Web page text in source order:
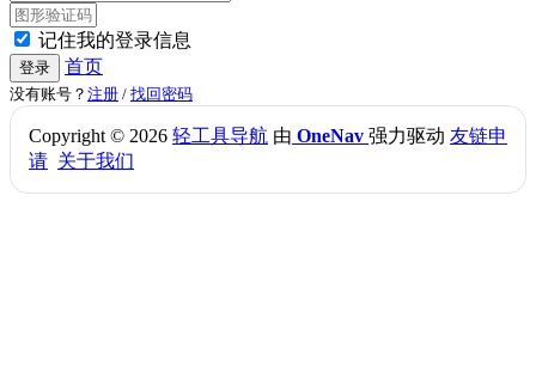
记住我的登录信息
登录 首页
没有账号？ 注册 / 找回密码
Copyright © 2026 轻工具导航 由 OneNav 强力驱动 友链申
请 关于我们